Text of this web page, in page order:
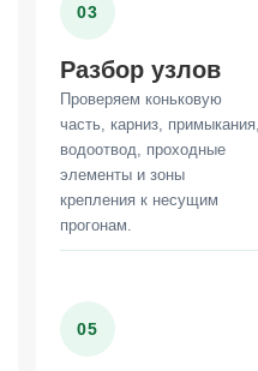
03
Разбор узлов
Проверяем коньковую
часть, карниз, примыкания,
водоотвод, проходные
элементы и зоны
крепления к несущим
прогонам.
05